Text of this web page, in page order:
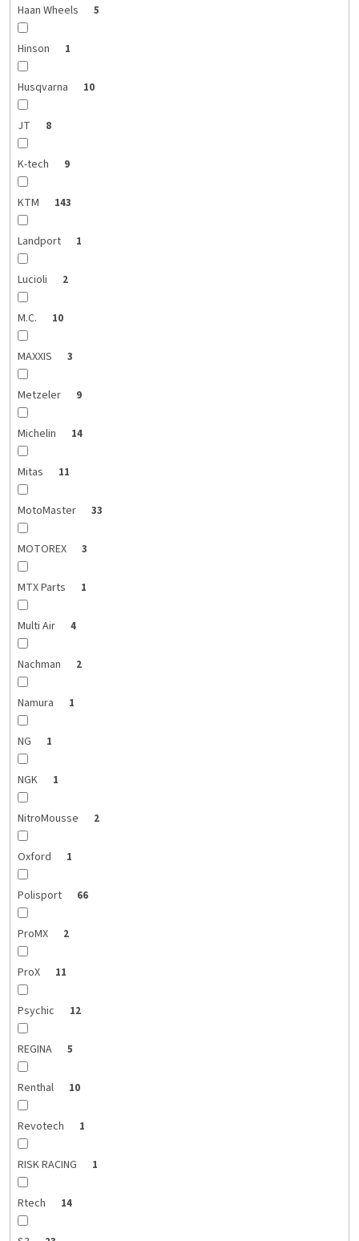
Haan Wheels 5
Hinson 1
Husqvarna 10
JT 8
K-tech 9
KTM 143
Landport 1
Lucioli 2
M.C. 10
MAXXIS 3
Metzeler 9
Michelin 14
Mitas 11
MotoMaster 33
MOTOREX 3
MTX Parts 1
Multi Air 4
Nachman 2
Namura 1
NG 1
NGK 1
NitroMousse 2
Oxford 1
Polisport 66
ProMX 2
ProX 11
Psychic 12
REGINA 5
Renthal 10
Revotech 1
RISK RACING 1
Rtech 14